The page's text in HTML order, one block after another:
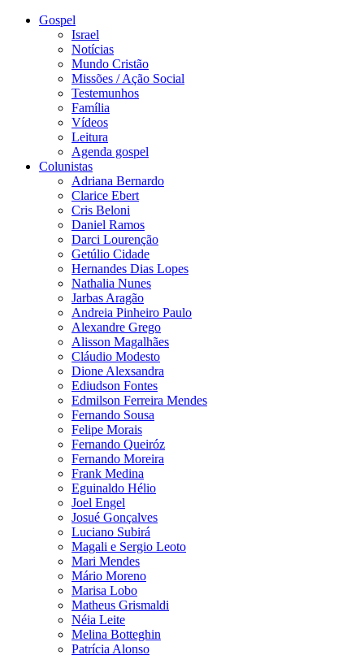
Gospel
Israel
Notícias
Mundo Cristão
Missões / Ação Social
Testemunhos
Família
Vídeos
Leitura
Agenda gospel
Colunistas
Adriana Bernardo
Clarice Ebert
Cris Beloni
Daniel Ramos
Darci Lourenção
Getúlio Cidade
Hernandes Dias Lopes
Nathalia Nunes
Jarbas Aragão
Andreia Pinheiro Paulo
Alexandre Grego
Alisson Magalhães
Cláudio Modesto
Dione Alexsandra
Ediudson Fontes
Edmilson Ferreira Mendes
Fernando Sousa
Felipe Morais
Fernando Queiróz
Fernando Moreira
Frank Medina
Eguinaldo Hélio
Joel Engel
Josué Gonçalves
Luciano Subirá
Magali e Sergio Leoto
Mari Mendes
Mário Moreno
Marisa Lobo
Matheus Grismaldi
Néia Leite
Melina Botteghin
Patrícia Alonso